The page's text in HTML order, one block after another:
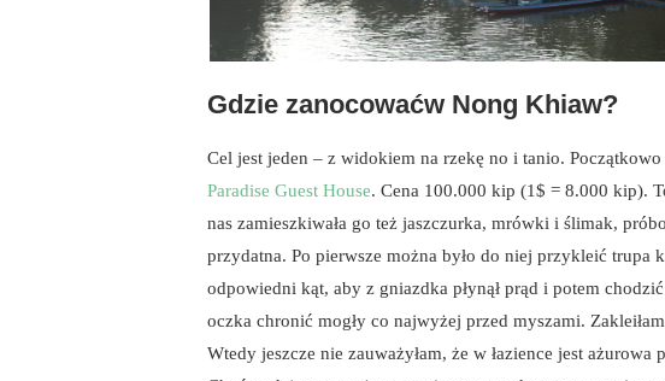
Gdzie zanocowaćw Nong Khiaw?
Cel jest jeden – z widokiem na rzekę no i tanio.
Paradise Guest House. Cena 100.000 kip (1$ = 8.000 kip).
nas zamieszkiwała go też jaszczurka, mrówki i ślimak,
przydatna. Po pierwsze można było do niej przykleić trupa
odpowiedni kąt, aby z gniazdka płynął prąd i potem
oczka chronić mogły co najwyżej przed myszami.
Wtedy jeszcze nie zauważyłam, że w łazience jest